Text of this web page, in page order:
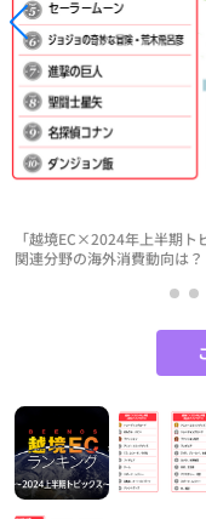
「越境EC×2024年上半期ト
関連分野の海外消費動向は？